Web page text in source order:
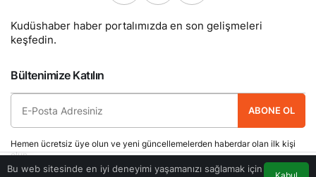
Bu web sitesinde en iyi deneyimi yaşamanızı sağlamak için
Kudüshaber haber portalımızda en son gelişmeleri
keşfedin.
Bültenimize Katılın
ABONE OL
Hemen ücretsiz üye olun ve yeni güncellemelerden haberdar olan ilk kişi
olun.